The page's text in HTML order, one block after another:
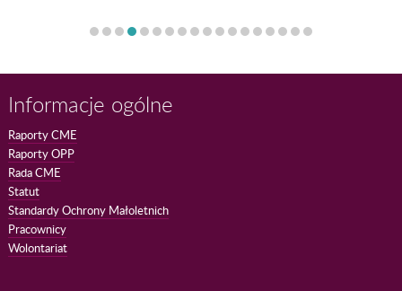
Informacje ogólne
Raporty CME
Raporty OPP
Rada CME
Statut
Standardy Ochrony Małoletnich
Pracownicy
Wolontariat